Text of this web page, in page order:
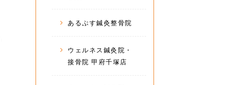
あるぷす鍼灸整骨院
ウェルネス鍼灸院・
接骨院 甲府千塚店